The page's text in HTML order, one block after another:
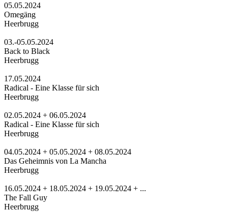
05.05.2024
Omegäng
Heerbrugg
03.-05.05.2024
Back to Black
Heerbrugg
17.05.2024
Radical - Eine Klasse für sich
Heerbrugg
02.05.2024 + 06.05.2024
Radical - Eine Klasse für sich
Heerbrugg
04.05.2024 + 05.05.2024 + 08.05.2024
Das Geheimnis von La Mancha
Heerbrugg
16.05.2024 + 18.05.2024 + 19.05.2024 + ...
The Fall Guy
Heerbrugg